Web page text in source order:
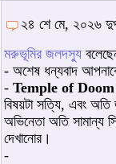
২৪ শে মে, ২০২৬
মরুভূমির জলদস্যু
- অশেষ ধন্যবাদ
- Temple of Doom
বিষয়টা সত্যি, এবং
অভিনেতা অতি সামান্য
দেখানোর।
-